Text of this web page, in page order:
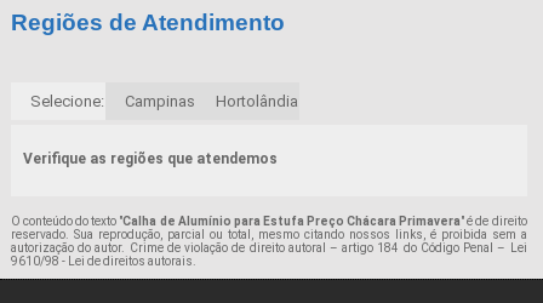
Regiões de Atendimento
Selecione: Campinas Hortolândia
Verifique as regiões que atendemos
O conteúdo do texto "Calha de Alumínio para Estufa Preço Chácara Primavera" é de direito
reservado. Sua reprodução, parcial ou total, mesmo citando nossos links, é proibida sem a
autorização do autor. Crime de violação de direito autoral – artigo 184 do Código Penal –
Lei
9610/98 - Lei de direitos autorais